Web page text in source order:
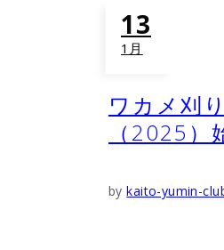
13
1月
ワカメ刈
（2025）
bykaito-yumin-